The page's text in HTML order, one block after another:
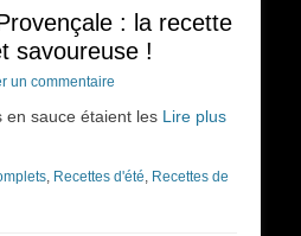
: la recette
savoureuse !
un commentaire
en sauce étaient les Lire plus
Recettes d'été Recettes de